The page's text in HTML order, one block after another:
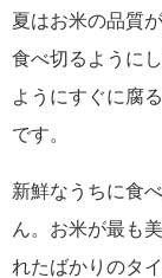
夏はお米の品質
食べ切るように
ようにすぐに腐
です。
新鮮なうちに食
ん。お米が最も
れたばかりのタ